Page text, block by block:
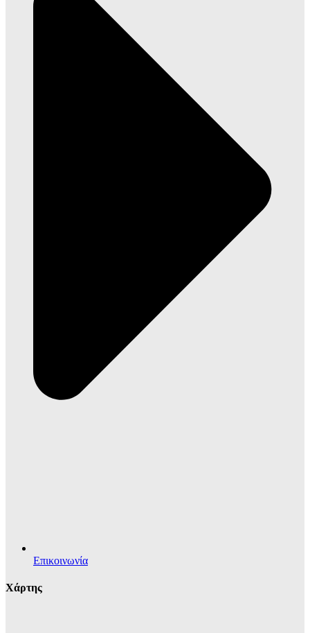
Επικοινωνία
Χάρτης